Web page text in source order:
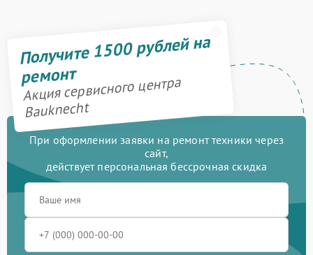
Получите 1500 рублей на
ремонт
Акция сервисного центра
Bauknecht
При оформлении заявки на ремонт техники через
сайт,
действует персональная бессрочная скидка